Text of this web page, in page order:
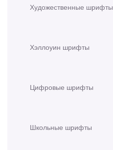
Художественные шрифты
Хэллоуин шрифты
Цифровые шрифты
Школьные шрифты